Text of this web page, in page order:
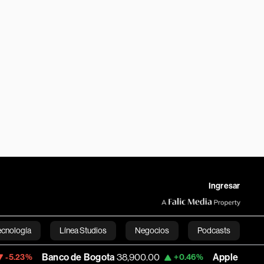
Ingresar
Línea Studios Negocios Podcasts
English
de Bogota 38,900.00 +0.46% Apple 312.53 +0.51%